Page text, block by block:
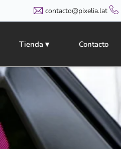
contacto@pixelia.lat
Tienda ▾ Contacto